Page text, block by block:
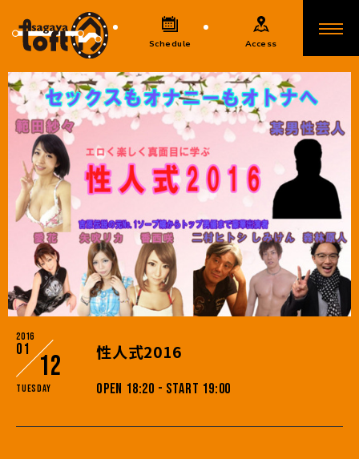
Schedule Access
2016
01
12
Tuesday
性人式2016
OPEN 18:20 - START 19:00